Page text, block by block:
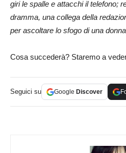
giri le spalle e attacchi il telefono;
dramma, una collega della
per ascoltare lo sfogo di una
Cosa succederà? Staremo a
Seguici su Google Discover